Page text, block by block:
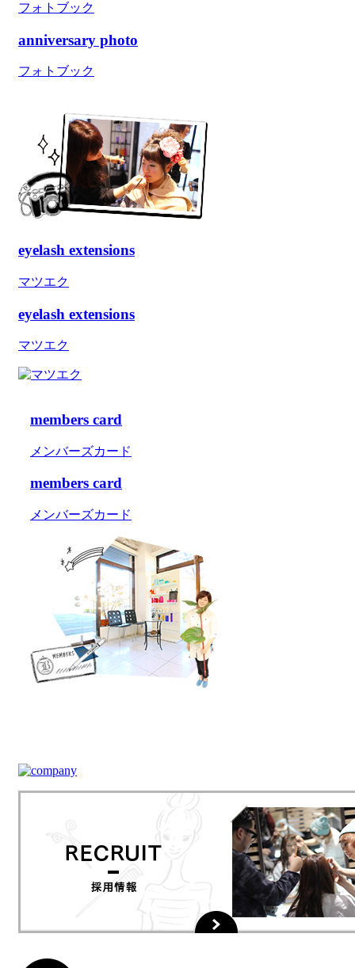
フォトブック
anniversary photo
フォトブック
eyelash extensions
マツエク
eyelash extensions
マツエク
members card
メンバーズカード
members card
メンバーズカード